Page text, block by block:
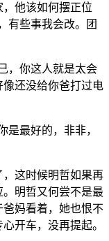
他该如何摆正位
有些事我会改。团
，你这人就是太会
还没给你爸打过电
是最好的，非非，
这时候明哲如果再
明哲又何尝不是最
妈看着，她也恨不
开车，没再提起。